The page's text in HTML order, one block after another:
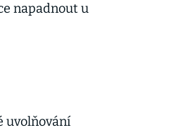
napadnout u
uvolňování